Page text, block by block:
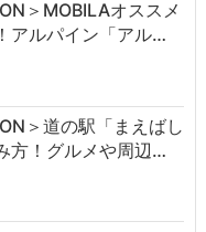
＞MOBILAオススメ
アルパイン「アル…
＞道の駅「まえばし
方！グルメや周辺…